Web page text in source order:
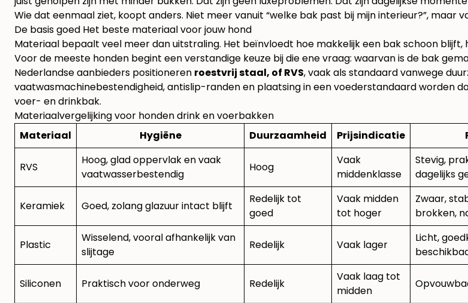
Wie dat eenmaal ziet, koopt anders. Niet meer vanuit “welke bak past bij mijn interieur?”, maar
De basis goed Het beste materiaal voor jouw hond
Materiaal bepaalt veel meer dan uitstraling. Het beïnvloedt hoe makkelijk een bak schoon
Voor de meeste honden begint een verstandige keuze bij die ene vraag: waarvan is de bak
Nederlandse aanbieders positioneren roestvrij staal, of RVS, vaak als standaard vanwege
vaatwasmachinebestendigheid, antislip-randen en plaatsing in een voederstandaard worden
voer- en drinkbak.
Materiaalvergelijking voor honden drink en voerbakken
Materiaal
Hygiëne Duurzaamheid Prijsindicatie
RVS
Hoog, glad oppervlak en vaak
vaatwasserbestendig
Hoog
Vaak
middenklasse
Stevig,
dagelijks
Keramiek Goed, zolang glazuur intact blijft
Redelijk tot
goed
Vaak midden
tot hoger
Zwaar,
brokken,
Plastic
Wisselend, vooral afhankelijk van
slijtage
Redelijk Vaak lager
Licht,
Siliconen Praktisch voor onderweg Redelijk
Vaak laag tot
midden